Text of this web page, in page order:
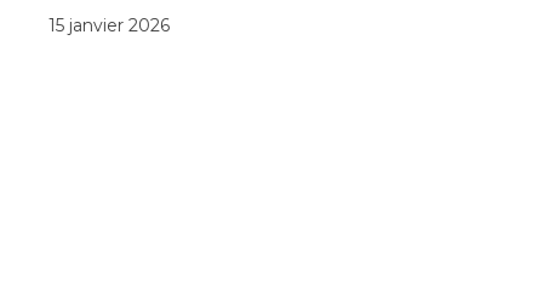
15 janvier 2026